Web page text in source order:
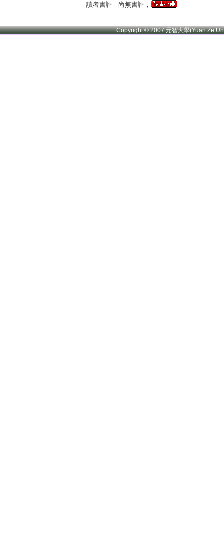
讀者書評 尚無書評，
Copyright © 2007 元智大學(Yuan Ze